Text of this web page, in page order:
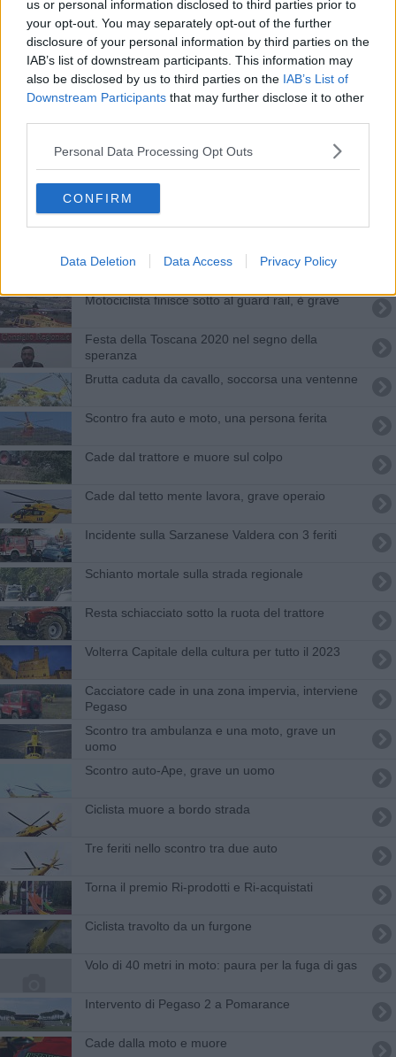
us or personal information disclosed to third parties prior to
your opt-out. You may separately opt-out of the further
disclosure of your personal information by third parties on the
IAB’s list of downstream participants. This information may
also be disclosed by us to third parties on the IAB’s List of
Downstream Participants that may further disclose it to other
Personal Data Processing Opt Outs
CONFIRM
Data Deletion Data Access Privacy Policy
Drammatico incidente, tre persone investite
Ospedale in difficoltà, le opposizioni incalzano
Bambino rischia di annegare in piscina
coinvolte
Colto da malore mentre si trova in fabbrica
Incidente in moto, grave un uomo
Motociclista finisce sotto al guard rail, è grave
Festa della Toscana 2020 nel segno della
speranza
Brutta caduta da cavallo, soccorsa una ventenne
Scontro fra auto e moto, una persona ferita
Cade dal trattore e muore sul colpo
Cade dal tetto mente lavora, grave operaio
Incidente sulla Sarzanese Valdera con 3 feriti
Schianto mortale sulla strada regionale
Resta schiacciato sotto la ruota del trattore
Volterra Capitale della cultura per tutto il 2023
Cacciatore cade in una zona impervia, interviene
Pegaso
Scontro tra ambulanza e una moto, grave un
uomo
Scontro auto-Ape, grave un uomo
Ciclista muore a bordo strada
Tre feriti nello scontro tra due auto
Torna il premio Ri-prodotti e Ri-acquistati
Ciclista travolto da un furgone
Volo di 40 metri in moto: paura per la fuga di gas
Intervento di Pegaso 2 a Pomarance
Cade dalla moto e muore